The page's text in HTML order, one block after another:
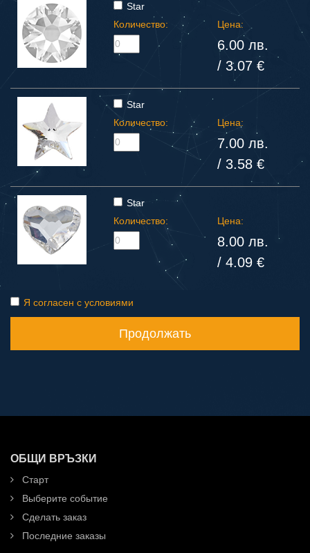
Star
Количество:
Цена:
6.00 лв.
/ 3.07 €
Star
Количество:
Цена:
7.00 лв.
/ 3.58 €
Star
Количество:
Цена:
8.00 лв.
/ 4.09 €
Я согласен с условиями
Продолжать
ОБЩИ ВРЪЗКИ
Старт
Выберите событие
Сделать заказ
Последние заказы